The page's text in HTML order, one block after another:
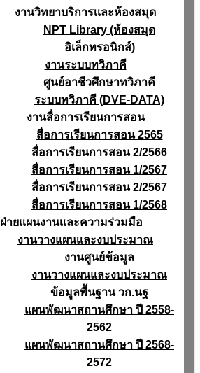
งานวิทยาบริการเเละห้องสมุด
NPT Library (ห้องสมุด
อิเล็กทรอนิกส์)
งานระบบทวิภาคี
ศูนย์อาชีวศึกษาทวิภาคี
ระบบทวิภาคี (DVE-DATA)
งานสื่อการเรียนการสอน
สื่อการเรียนการสอน 2565
สื่อการเรียนการสอน 2/2566
สื่อการเรียนการสอน 1/2567
สื่อการเรียนการสอน 2/2567
สื่อการเรียนการสอน 1/2568
ฝ่ายแผนงานเเละความร่วมมือ
งานวางแผนเเละงบประมาณ
งานศูนย์ข้อมูล
งานวางแผนและงบประมาณ
ข้อมูลพื้นฐาน วก.นฐ
แผนพัฒนาสถานศึกษา ปี 2558-
2562
แผนพัฒนาสถานศึกษา ปี 2568-
2572